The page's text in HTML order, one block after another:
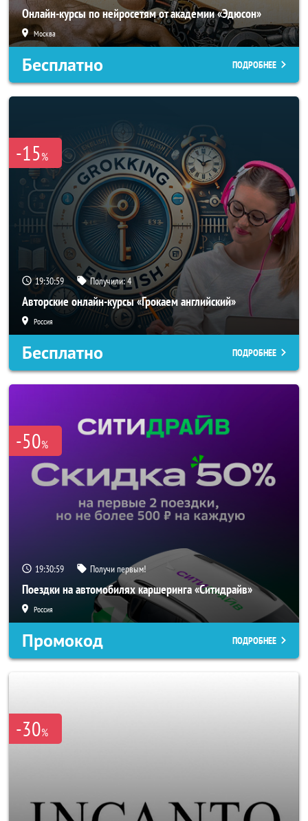
Онлайн-курсы по нейросетям от академии «Эдюсон»
Москва
Бесплатно ПОДРОБНЕЕ
-15%
19:30:56 Получили:4
Авторские онлайн-курсы «Грокаем английский»
Россия
Бесплатно ПОДРОБНЕЕ
-50%
19:30:56 Получи первым!
Поездки на автомобилях каршеринга «Ситидрайв»
Россия
Промокод ПОДРОБНЕЕ
-30%